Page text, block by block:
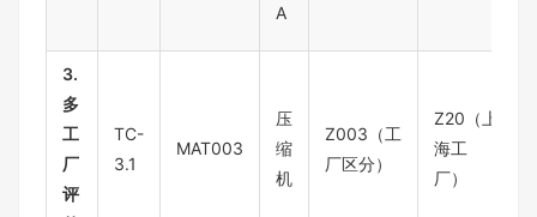
A
3.
多
工
厂
评
TC-
3.1
MAT003
压
缩
机
Z003（工
厂区分）
Z20（上
海工
厂）